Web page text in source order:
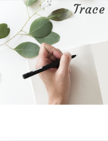
contenu